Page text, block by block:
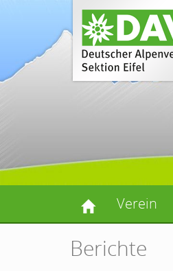
Verein
Berichte